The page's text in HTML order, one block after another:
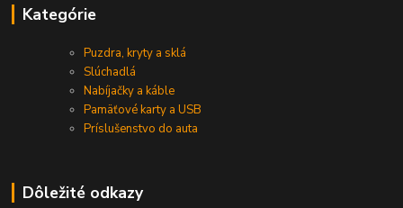
Kategórie
Puzdra, kryty a sklá
Slúchadlá
Nabíjačky a káble
Pamäťové karty a USB
Príslušenstvo do auta
Dôležité odkazy